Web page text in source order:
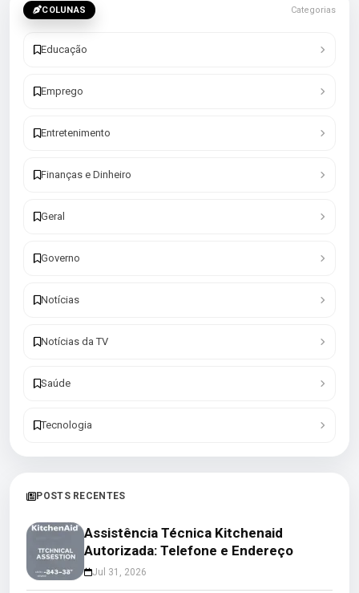
COLUNAS Categorias
Educação
Emprego
Entretenimento
Finanças e Dinheiro
Geral
Governo
Notícias
Notícias da TV
Saúde
Tecnologia
POSTS RECENTES
Assistência Técnica Kitchenaid
Autorizada: Telefone e Endereço
Jul 31, 2026